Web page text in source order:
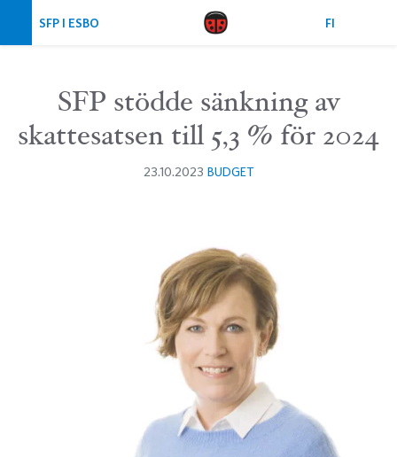
SFP I ESBO FI
SFP stödde sänkning av
skattesatsen till 5,3 % för 2024
23.10.2023 BUDGET